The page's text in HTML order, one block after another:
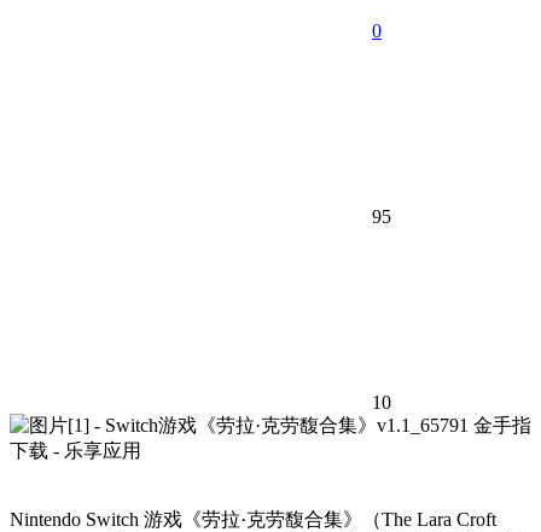
0
95
10
Nintendo Switch 游戏《劳拉·克劳馥合集》（The Lara Croft